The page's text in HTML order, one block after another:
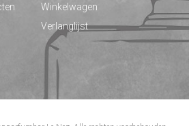
Winkelwagen
Verlanglijst